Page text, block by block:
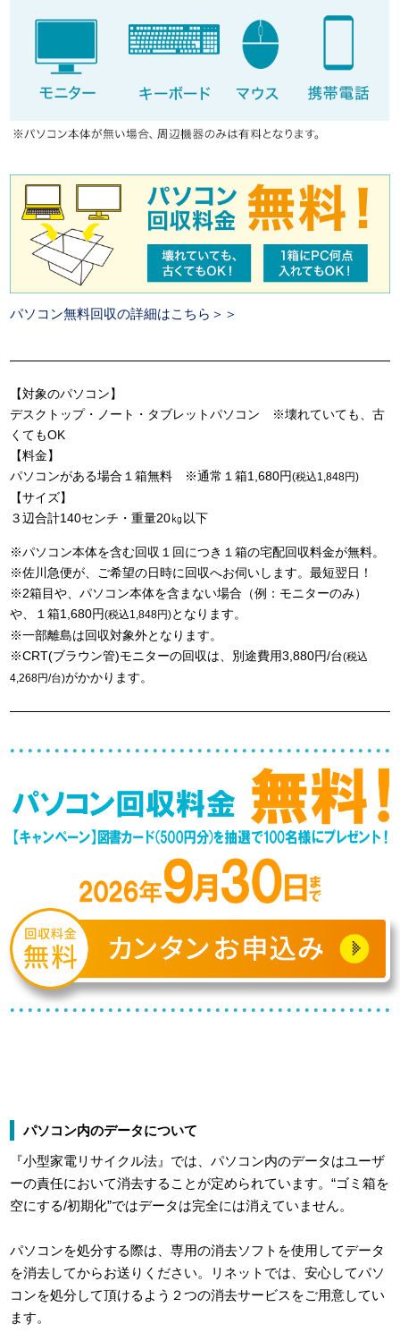
パソコン無料回収の詳細はこちら＞＞
【対象のパソコン】
デスクトップ・ノート・タブレットパソコン ※壊れていても、古
くてもOK
【料金】
パソコンがある場合１箱無料 ※通常１箱1,680円(税込1,848円)
【サイズ】
３辺合計140センチ・重量20㎏以下
※パソコン本体を含む回収１回につき１箱の宅配回収料金が無料。
※佐川急便が、ご希望の日時に回収へお伺いします。最短翌日！
※2箱目や、パソコン本体を含まない場合（例：モニターのみ）
や、１箱1,680円(税込1,848円)となります。
※一部離島は回収対象外となります。
※CRT(ブラウン管)モニターの回収は、別途費用3,880円/台(税込
4,268円/台)がかかります。
パソコン内のデータについて
『小型家電リサイクル法』では、パソコン内のデータはユーザ
ーの責任において消去することが定められています。“ゴミ箱を
空にする/初期化”ではデータは完全には消えていません。
パソコンを処分する際は、専用の消去ソフトを使用してデータ
を消去してからお送りください。リネットでは、安心してパソ
コンを処分して頂けるよう２つの消去サービスをご用意してい
ます。